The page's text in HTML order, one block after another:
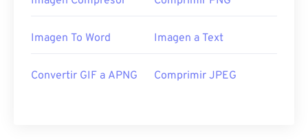
Imagen To Word Imagen a Text
Convertir GIF a APNG Comprimir JPEG